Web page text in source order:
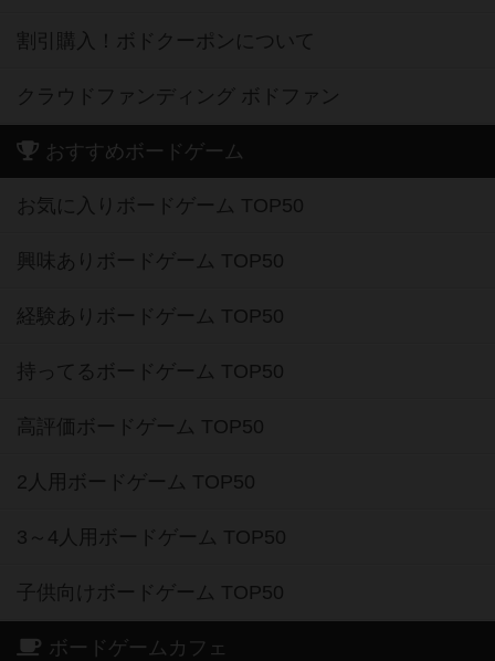
割引購入！ボドクーポンについて
クラウドファンディング ボドファン
おすすめボードゲーム
お気に入りボードゲーム TOP50
興味ありボードゲーム TOP50
経験ありボードゲーム TOP50
持ってるボードゲーム TOP50
高評価ボードゲーム TOP50
2人用ボードゲーム TOP50
3～4人用ボードゲーム TOP50
子供向けボードゲーム TOP50
ボードゲームカフェ